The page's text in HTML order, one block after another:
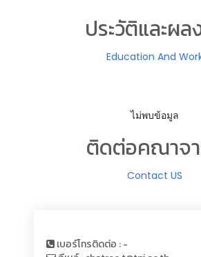
ประวัติและผล
Education And
ไม่พบข้อมูล
ติดต่อคณาจ
Contact US
เบอร์โทรติดต่อ : -